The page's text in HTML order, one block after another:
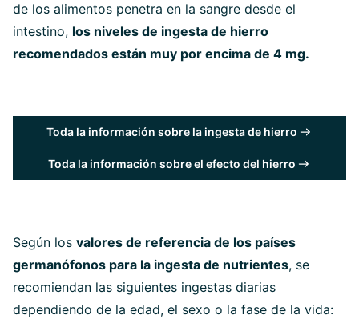
de los alimentos penetra en la sangre desde el
intestino, los niveles de ingesta de hierro
recomendados están muy por encima de 4 mg.
Toda la información sobre la ingesta de hierro
Toda la información sobre el efecto del hierro
Según los valores de referencia de los países
germanófonos para la ingesta de nutrientes, se
recomiendan las siguientes ingestas diarias
dependiendo de la edad, el sexo o la fase de la vida: